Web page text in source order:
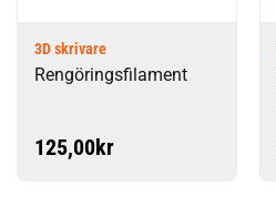
3D skrivare
Rengöringsfilament
125,00kr